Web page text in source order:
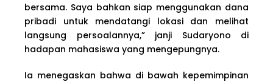
bersama. Saya bahkan siap menggunakan dana
pribadi untuk mendatangi lokasi dan melihat
langsung persoalannya,” janji Sudaryono di
hadapan mahasiswa yang mengepungnya.
Ia menegaskan bahwa di bawah kepemimpinan